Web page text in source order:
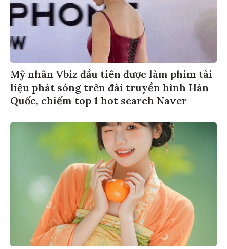
Mỹ nhân Vbiz đầu tiên được làm phim tài
liệu phát sóng trên đài truyền hình Hàn
Quốc, chiếm top 1 hot search Naver